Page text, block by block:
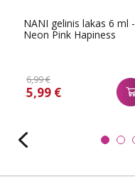
NANI gelinis lakas 6 ml -
Neon Pink Hapiness
6,99 €
5,99 €